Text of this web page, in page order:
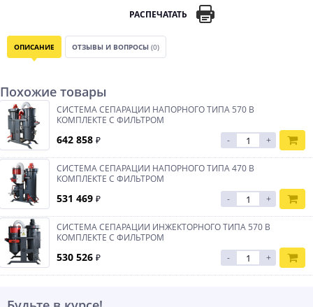
РАСПЕЧАТАТЬ
ОПИСАНИЕ ОТЗЫВЫ И ВОПРОСЫ (0)
Похожие товары
СИСТЕМА СЕПАРАЦИИ НАПОРНОГО ТИПА 570 В
КОМПЛЕКТЕ С ФИЛЬТРОМ
642 858 ₽ - +
СИСТЕМА СЕПАРАЦИИ НАПОРНОГО ТИПА 470 В
КОМПЛЕКТЕ С ФИЛЬТРОМ
531 469 ₽ - +
СИСТЕМА СЕПАРАЦИИ ИНЖЕКТОРНОГО ТИПА 570 В
КОМПЛЕКТЕ С ФИЛЬТРОМ
530 526 ₽ - +